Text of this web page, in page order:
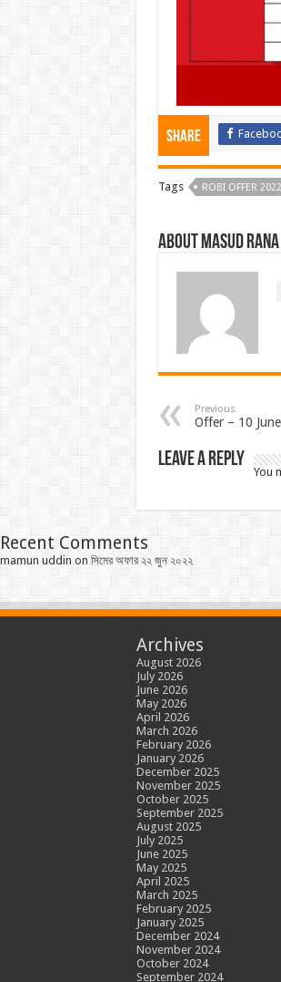
Share
Tags ROBI OFFER 2022
About Masud Rana
Previous
Offer – 10
Leave a Reply
You
Recent Comments
mamun uddin on সিমের অফার ২২ জুন ২০২২
Archives
August 2026
July 2026
June 2026
May 2026
April 2026
March 2026
February 2026
January 2026
December 2025
November 2025
October 2025
September 2025
August 2025
July 2025
June 2025
May 2025
April 2025
March 2025
February 2025
January 2025
December 2024
November 2024
October 2024
September 2024